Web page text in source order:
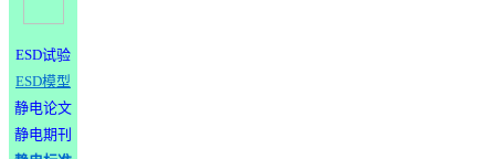
ESD试验
ESD模型
静电论文
静电期刊